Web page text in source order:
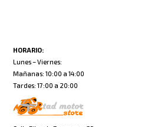
HORARIO:
Lunes – Viernes:
Mañanas: 10:00 a 14:00
Tardes: 17:00 a 20:00